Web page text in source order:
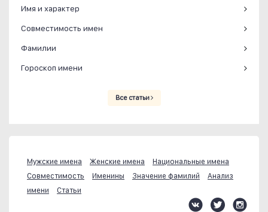
Имя и характер
Совместимость имен
Фамилии
Гороскоп имени
Все статьи
Мужские имена Женские имена
Национальные имена
Совместимость
Именины Значение фамилий
Анализ
имени
Статьи